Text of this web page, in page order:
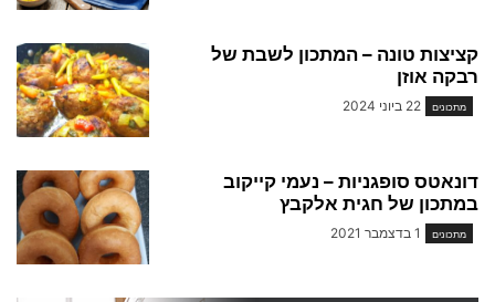
קציצות טונה – המתכון לשבת של
רבקה אוזן
מתכונים 22 ביוני 2024
דונאטס סופגניות – נעמי קייקוב
במתכון של חגית אלקבץ
מתכונים 1 בדצמבר 2021